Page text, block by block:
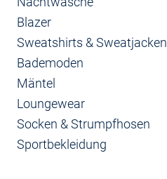
Blazer
Sweatshirts & Sweatjacken
Bademoden
Mäntel
Loungewear
Socken & Strumpfhosen
Sportbekleidung